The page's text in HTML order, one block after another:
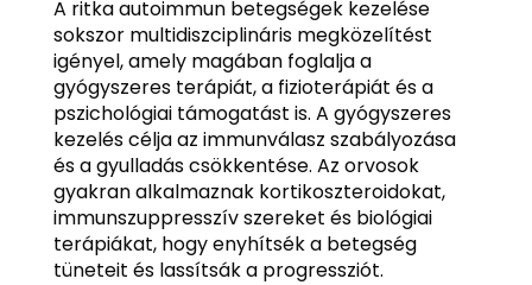
A ritka autoimmun betegségek kezelése
sokszor multidiszciplináris megközelítést
igényel, amely magában foglalja a
gyógyszeres terápiát, a fizioterápiát és a
pszichológiai támogatást is. A gyógyszeres
kezelés célja az immunválasz szabályozása
és a gyulladás csökkentése. Az orvosok
gyakran alkalmaznak kortikoszteroidokat,
immunszuppresszív szereket és biológiai
terápiákat, hogy enyhítsék a betegség
tüneteit és lassítsák a progressziót.